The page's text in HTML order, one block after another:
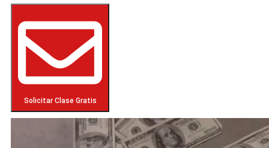
Solicitar Clase Gratis